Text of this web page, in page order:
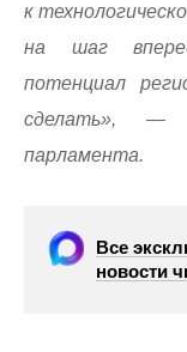
к
на шаг
потенциал
сделать», —
парламента.
Все
новости